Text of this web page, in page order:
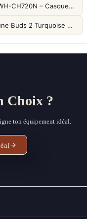
Sony WH-CH720N – Casque ANC 35h, Ultra-léger (192g) avec Processeur V1
JBL Tune Buds 2 Turquoise – Écouteurs True Wireless avec ANC et autonomie 48h
Choix ?
ton équipement idéal.